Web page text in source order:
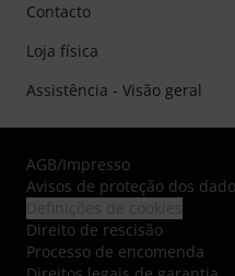
Contacto
Loja física
Assistência - Visão geral
AGB/Impresso
Avisos de proteção dos
Direito de rescisão
Processo de encomenda